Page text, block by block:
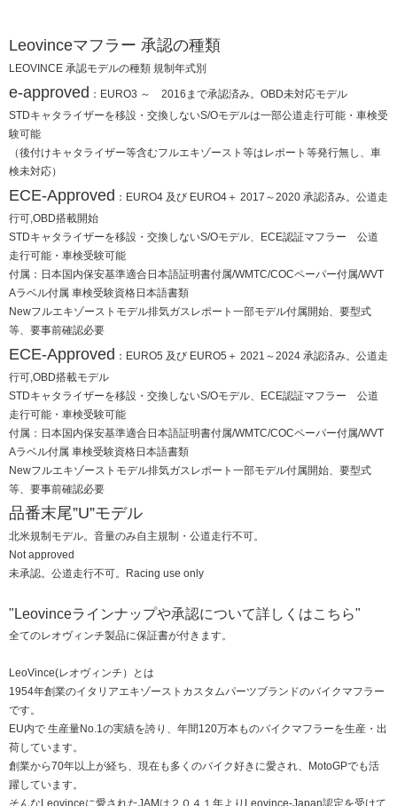
Leovinceマフラー 承認の種類
LEOVINCE 承認モデルの種類 規制年式別
e-approved ：EURO3 ～ 2016まで承認済み。OBD未対応モデル
STDキャタライザーを移設・交換しないS/Oモデルは一部公道走行可能・車検受
験可能
（後付けキャタライザー等含むフルエキゾースト等はレポート等発行無し、車
検未対応）
ECE-Approved ：EURO4 及び EURO4＋ 2017～2020 承認済み。公道走
行可,OBD搭載開始
STDキャタライザーを移設・交換しないS/Oモデル、ECE認証マフラー 公道
走行可能・車検受験可能
付属：日本国内保安基準適合日本語証明書付属/WMTC/COCペーパー付属/WVT
Aラベル付属 車検受験資格日本語書類
Newフルエキゾーストモデル排気ガスレポート一部モデル付属開始、要型式
等、要事前確認必要
ECE-Approved ：EURO5 及び EURO5＋ 2021～2024 承認済み。公道走
行可,OBD搭載モデル
STDキャタライザーを移設・交換しないS/Oモデル、ECE認証マフラー 公道
走行可能・車検受験可能
付属：日本国内保安基準適合日本語証明書付属/WMTC/COCペーパー付属/WVT
Aラベル付属 車検受験資格日本語書類
Newフルエキゾーストモデル排気ガスレポート一部モデル付属開始、要型式
等、要事前確認必要
品番末尾”U”モデル
北米規制モデル。音量のみ自主規制・公道走行不可。
Not approved
未承認。公道走行不可。Racing use only
"Leovinceラインナップや承認について詳しくはこちら"
全てのレオヴィンチ製品に保証書が付きます。
LeoVince(レオヴィンチ）とは
1954年創業のイタリアエキゾーストカスタムパーツブランドのバイクマフラー
です。
EU内で 生産量No.1の実績を誇り、年間120万本ものバイクマフラーを生産・出
荷しています。
創業から70年以上が経ち、現在も多くのバイク好きに愛され、MotoGPでも活
躍しています。